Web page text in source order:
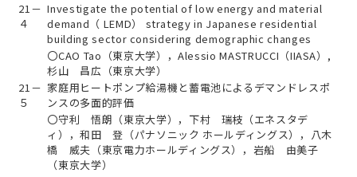
21－
４
Investigate the potential of low energy and material
demand（ LEMD） strategy in Japanese residential
building sector considering demographic changes
〇CAO Tao（東京大学），Alessio MASTRUCCI（IIASA）,
杉山 昌広（東京大学）
21－
５
家庭用ヒートポンプ給湯機と蓄電池によるデマンドレスポ
ンスの多面的評価
〇守利 悟朗（東京大学），下村 瑞枝（エネスタデ
ィ），和田 登（パナソニック ホールディングス），八木
橋 威夫（東京電力ホールディングス），岩船 由美子
（東京大学）